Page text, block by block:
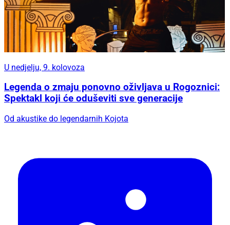
U nedjelju, 9. kolovoza
Legenda o zmaju ponovno oživljava u Rogoznici:
Spektakl koji će oduševiti sve generacije
Od akustike do legendarnih Kojota